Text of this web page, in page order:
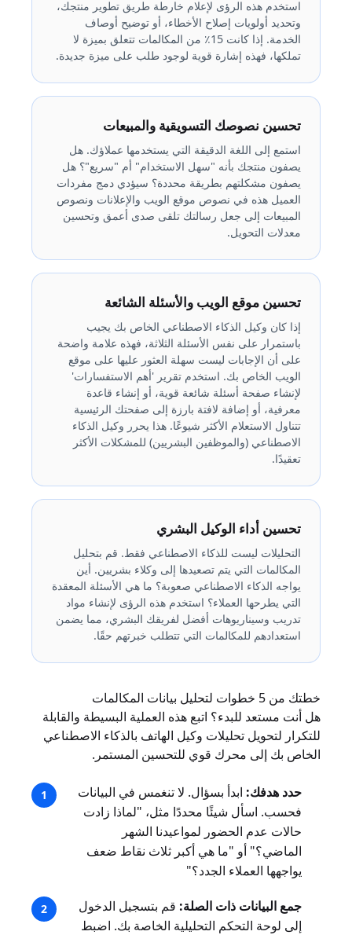
استخدم هذه الرؤى لإعلام خارطة طريق تطوير منتجك،
وتحديد أولويات إصلاح الأخطاء، أو توضيح أوصاف
الخدمة. إذا كانت 15٪ من المكالمات تتعلق بميزة لا
تملكها، فهذه إشارة قوية لوجود طلب على ميزة جديدة.
تحسين نصوصك التسويقية والمبيعات
استمع إلى اللغة الدقيقة التي يستخدمها عملاؤك. هل
يصفون منتجك بأنه "سهل الاستخدام" أم "سريع"؟ هل
يصفون مشكلتهم بطريقة محددة؟ سيؤدي دمج مفردات
العميل هذه في نصوص موقع الويب والإعلانات ونصوص
المبيعات إلى جعل رسالتك تلقى صدى أعمق وتحسين
معدلات التحويل.
تحسين موقع الويب والأسئلة الشائعة
إذا كان وكيل الذكاء الاصطناعي الخاص بك يجيب
باستمرار على نفس الأسئلة الثلاثة، فهذه علامة واضحة
على أن الإجابات ليست سهلة العثور عليها على موقع
الويب الخاص بك. استخدم تقرير 'أهم الاستفسارات'
لإنشاء صفحة أسئلة شائعة قوية، أو إنشاء قاعدة
معرفية، أو إضافة لافتة بارزة إلى صفحتك الرئيسية
تتناول الاستعلام الأكثر شيوعًا. هذا يحرر وكيل الذكاء
الاصطناعي (والموظفين البشريين) للمشكلات الأكثر
تعقيدًا.
تحسين أداء الوكيل البشري
التحليلات ليست للذكاء الاصطناعي فقط. قم بتحليل
المكالمات التي يتم تصعيدها إلى وكلاء بشريين. أين
يواجه الذكاء الاصطناعي صعوبة؟ ما هي الأسئلة المعقدة
التي يطرحها العملاء؟ استخدم هذه الرؤى لإنشاء مواد
تدريب وسيناريوهات أفضل لفريقك البشري، مما يضمن
استعدادهم للمكالمات التي تتطلب خبرتهم حقًا.
خطتك من 5 خطوات لتحليل بيانات المكالمات
هل أنت مستعد للبدء؟ اتبع هذه العملية البسيطة والقابلة
للتكرار لتحويل تحليلات وكيل الهاتف بالذكاء الاصطناعي
الخاص بك إلى محرك قوي للتحسين المستمر.
حدد هدفك: ابدأ بسؤال. لا تنغمس في البيانات
فحسب. اسأل شيئًا محددًا مثل، "لماذا زادت
حالات عدم الحضور لمواعيدنا الشهر
الماضي؟" أو "ما هي أكبر ثلاث نقاط ضعف
يواجهها العملاء الجدد؟"
جمع البيانات ذات الصلة: قم بتسجيل الدخول
إلى لوحة التحكم التحليلية الخاصة بك. اضبط